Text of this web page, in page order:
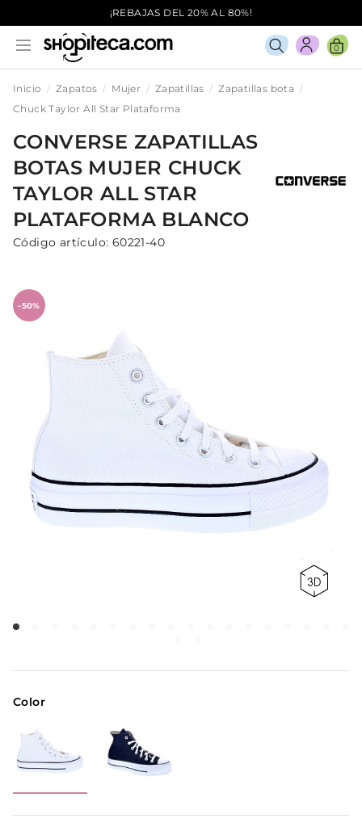
¡REBAJAS DEL 20% AL 80%!
0
Inicio Zapatos Mujer Zapatillas
Zapatillas bota
Chuck Taylor All Star Plataforma
CONVERSE ZAPATILLAS
BOTAS MUJER CHUCK
TAYLOR ALL STAR
PLATAFORMA BLANCO
Código artículo: 60221-40
-50%
Color